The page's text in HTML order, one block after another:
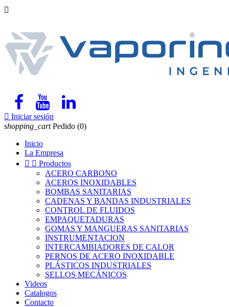

 Iniciar sesión
shopping_cart Pedido (0)
Inicio
La Empresa
  Productos
ACERO CARBONO
ACEROS INOXIDABLES
BOMBAS SANITARIAS
CADENAS Y BANDAS INDUSTRIALES
CONTROL DE FLUIDOS
EMPAQUETADURAS
GOMAS Y MANGUERAS SANITARIAS
INSTRUMENTACION
INTERCAMBIADORES DE CALOR
PERNOS DE ACERO INOXIDABLE
PLÁSTICOS INDUSTRIALES
SELLOS MECÁNICOS
Videos
Catalogos
Contacto